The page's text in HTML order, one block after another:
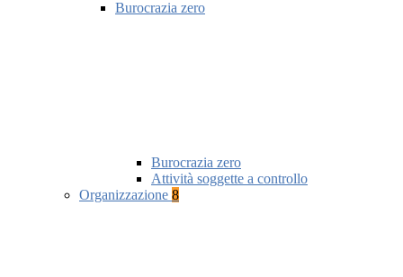
Burocrazia zero
Burocrazia zero
Attività soggette a controllo
Organizzazione 8